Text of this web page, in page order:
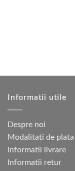
Informatii utile
Despre noi
Modalitati de plata
Informatii livrare
Informatii retur